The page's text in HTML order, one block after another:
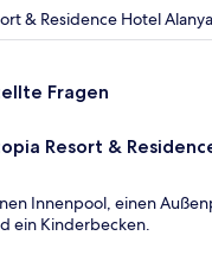
& Residence Hotel Alanya
Fragen
Resort &
Innenpool, einen
ein Kinderbecken.